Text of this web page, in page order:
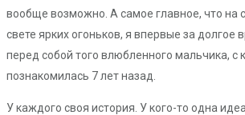
вообще возможно. А самое главное, что на
свете ярких огоньков, я впервые за долгое
перед собой того влюбленного мальчика, с
познакомилась 7 лет назад.
У каждого своя история. У кого-то одна